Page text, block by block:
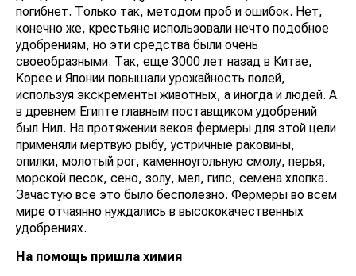
погибнет. Только так, методом проб и ошибок. Нет,
конечно же, крестьяне использовали нечто подобное
удобрениям, но эти средства были очень
своеобразными. Так, еще 3000 лет назад в Китае,
Корее и Японии повышали урожайность полей,
используя экскременты животных, а иногда и людей. А
в древнем Египте главным поставщиком удобрений
был Нил. На протяжении веков фермеры для этой цели
применяли мертвую рыбу, устричные раковины,
опилки, молотый рог, каменноугольную смолу, перья,
морской песок, сено, золу, мел, гипс, семена хлопка.
Зачастую все это было бесполезно. Фермеры во всем
мире отчаянно нуждались в высококачественных
удобрениях.
На помощь пришла химия